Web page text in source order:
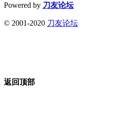
Powered by 刀友论坛
© 2001-2020 刀友论坛
返回顶部